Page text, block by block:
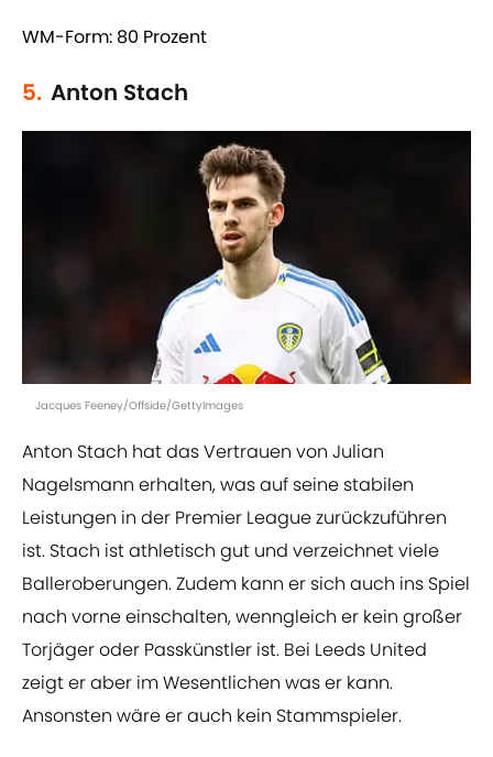
WM-Form: 80 Prozent
5. Anton Stach
Jacques Feeney/Offside/GettyImages
Anton Stach hat das Vertrauen von Julian
Nagelsmann erhalten, was auf seine stabilen
Leistungen in der Premier League zurückzuführen
ist. Stach ist athletisch gut und verzeichnet viele
Balleroberungen. Zudem kann er sich auch ins Spiel
nach vorne einschalten, wenngleich er kein großer
Torjäger oder Passkünstler ist. Bei Leeds United
zeigt er aber im Wesentlichen was er kann.
Ansonsten wäre er auch kein Stammspieler.